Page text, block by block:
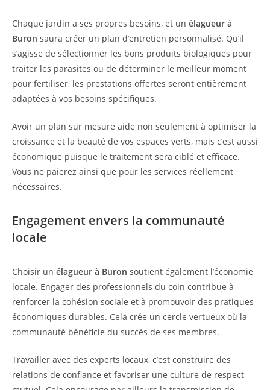
Chaque jardin a ses propres besoins, et un élagueur à
Buron saura créer un plan d’entretien personnalisé. Qu’il
s’agisse de sélectionner les bons produits biologiques pour
traiter les parasites ou de déterminer le meilleur moment
pour fertiliser, les prestations offertes seront entièrement
adaptées à vos besoins spécifiques.
Avoir un plan sur mesure aide non seulement à optimiser la
croissance et la beauté de vos espaces verts, mais c’est aussi
économique puisque le traitement sera ciblé et efficace.
Vous ne paierez ainsi que pour les services réellement
nécessaires.
Engagement envers la communauté
locale
Choisir un élagueur à Buron soutient également l’économie
locale. Engager des professionnels du coin contribue à
renforcer la cohésion sociale et à promouvoir des pratiques
économiques durables. Cela crée un cercle vertueux où la
communauté bénéficie du succès de ses membres.
Travailler avec des experts locaux, c’est construire des
relations de confiance et favoriser une culture de respect